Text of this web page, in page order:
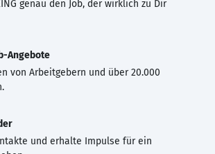
genau den Job, der wirklich zu Dir
Angebote
von Arbeitgebern und über 20.000
und erhalte Impulse für ein